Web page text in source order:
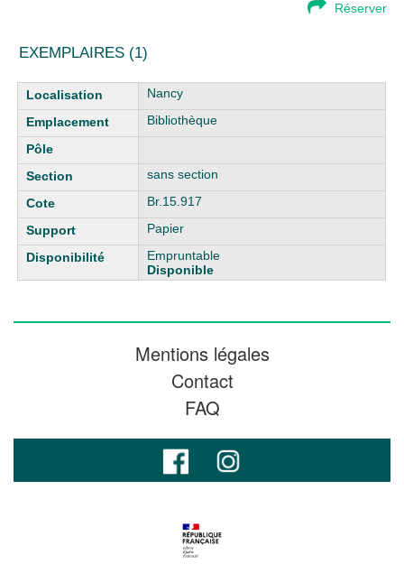
Réserver
EXEMPLAIRES (1)
Liste des exemplaires
Nancy
Bibliothèque
sans section
Br.15.917
Papier
Empruntable
Disponible
Mentions légales
Contact
FAQ